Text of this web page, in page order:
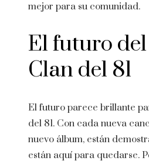
mejor para su comunidad.
El futuro del
Clan del 81
El futuro parece brillante
del 81. Con cada nueva
nuevo álbum, están
están aquí para quedarse.